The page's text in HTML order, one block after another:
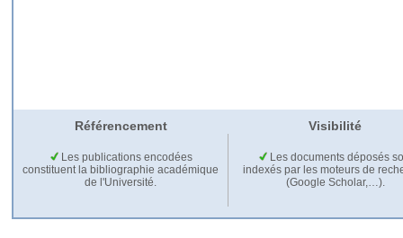
Référencement Visibilité
Les publications encodées
constituent la bibliographie académique
de l'Université.
Les documents déposés
indexés par les moteurs de
(Google Scholar,…).